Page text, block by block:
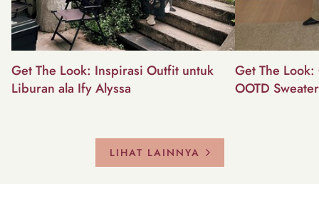
Get The Look: Inspirasi Outfit untuk
Liburan ala Ify Alyssa
Get The
OOTD
LIHAT LAINNYA